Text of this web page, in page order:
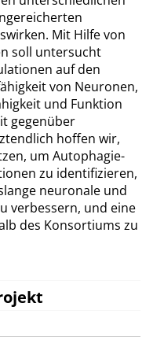
Mit Hilfe von
soll untersucht
auf den
von Neuronen,
und Funktion
gegenüber
hoffen wir,
um Autophagie-
zu identifizieren,
neuronale und
verbessern, und eine
des Konsortiums zu